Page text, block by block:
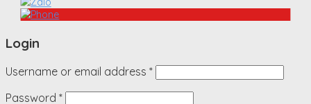
Login
Username or email address *
Password *